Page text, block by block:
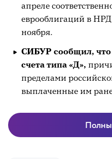
апреле
еврооблигаций в
ноября.
СИБУР сообщил, что
счета типа «Д»,
пределами
выплаченные им